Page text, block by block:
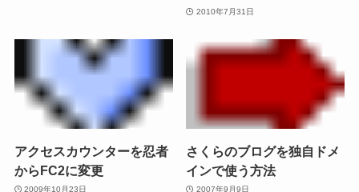
2010年7月31日
アクセスカウンターを忍者
からFC2に変更
2009年10月23日
さくらのブログを独自ドメ
インで使う方法
2007年9月9日